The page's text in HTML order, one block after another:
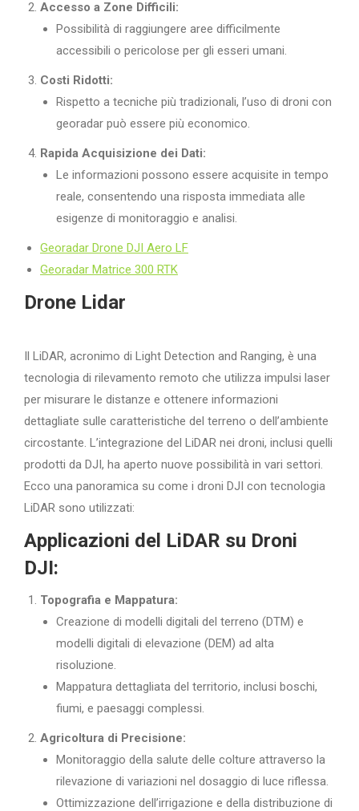
Accesso a Zone Difficili:
Possibilità di raggiungere aree difficilmente
accessibili o pericolose per gli esseri umani.
Costi Ridotti:
Rispetto a tecniche più tradizionali, l’uso di droni con
georadar può essere più economico.
Rapida Acquisizione dei Dati:
Le informazioni possono essere acquisite in tempo
reale, consentendo una risposta immediata alle
esigenze di monitoraggio e analisi.
Georadar Drone DJI Aero LF
Georadar Matrice 300 RTK
Drone Lidar
Il LiDAR, acronimo di Light Detection and Ranging, è una
tecnologia di rilevamento remoto che utilizza impulsi laser
per misurare le distanze e ottenere informazioni
dettagliate sulle caratteristiche del terreno o dell’ambiente
circostante. L’integrazione del LiDAR nei droni, inclusi quelli
prodotti da DJI, ha aperto nuove possibilità in vari settori.
Ecco una panoramica su come i droni DJI con tecnologia
LiDAR sono utilizzati:
Applicazioni del LiDAR su Droni
DJI:
Topografia e Mappatura:
Creazione di modelli digitali del terreno (DTM) e
modelli digitali di elevazione (DEM) ad alta
risoluzione.
Mappatura dettagliata del territorio, inclusi boschi,
fiumi, e paesaggi complessi.
Agricoltura di Precisione:
Monitoraggio della salute delle colture attraverso la
rilevazione di variazioni nel dosaggio di luce riflessa.
Ottimizzazione dell’irrigazione e della distribuzione di